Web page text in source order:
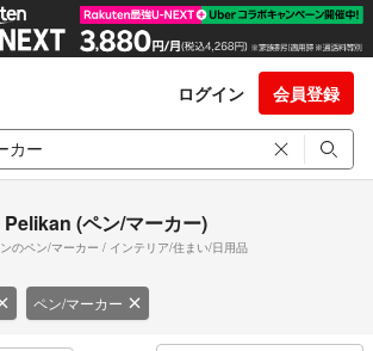
ログイン 会員登録
Pelikan (ペン/マーカー)
のペン/マーカー / インテリア/住まい/日用品
ペン/マーカー